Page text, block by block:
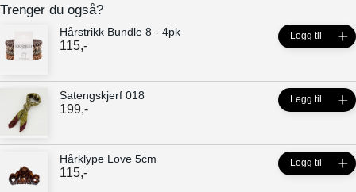
Trenger du også?
Hårstrikk Bundle 8 - 4pk
115,-
Legg til
Satengskjerf 018
199,-
Legg til
Hårklype Love 5cm
115,-
Legg til